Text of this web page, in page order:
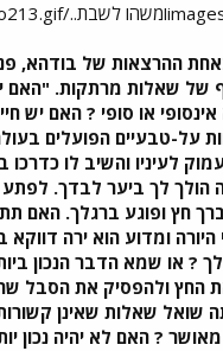
ההרצאות של בודהא,
של שאלות מרתקות. "האם
או סופי ? האם יש
על-טבעיים הפועלים
לעיניו והשיב לו
הולך לך ביער לבדך.
חץ ופוגע ברגלך. האם
ומדוע הוא ירה
? או שמא הדבר הנכון
החץ ולהפסיק את הסבל
שואל שאלות שאינן
? האם לא יהיה נכון